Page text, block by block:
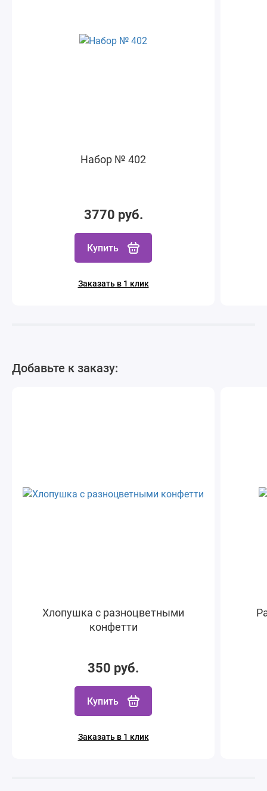
Набор № 402
3770 руб.
Купить
Заказать в 1 клик
Добавьте к заказу:
Хлопушка с разноцветными
конфетти
350 руб.
Купить
Заказать в 1 клик